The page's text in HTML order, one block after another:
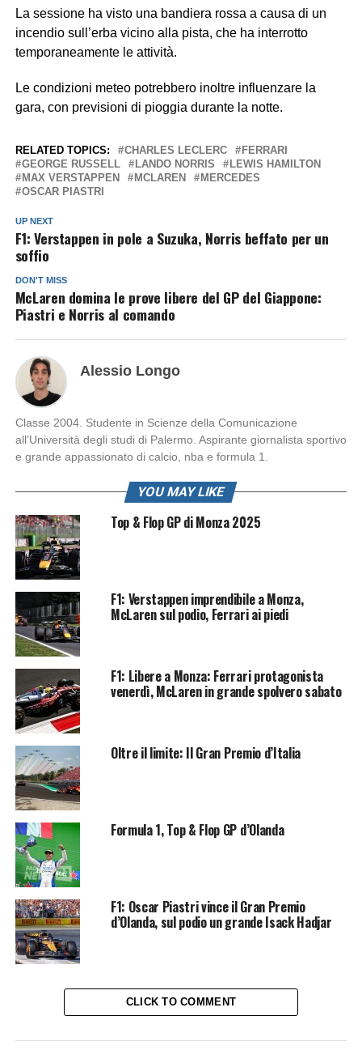
La sessione ha visto una bandiera rossa a causa di un
incendio sull’erba vicino alla pista, che ha interrotto
temporaneamente le attività.
Le condizioni meteo potrebbero inoltre influenzare la
gara, con previsioni di pioggia durante la notte.
RELATED TOPICS: CHARLES LECLERC
FERRARI
GEORGE RUSSELL
LANDO NORRIS
LEWIS HAMILTON
MAX VERSTAPPEN
MCLAREN
MERCEDES
OSCAR PIASTRI
UP NEXT
F1: Verstappen in pole a Suzuka, Norris beffato per un
soffio
DON'T MISS
McLaren domina le prove libere del GP del Giappone:
Piastri e Norris al comando
Alessio Longo
Classe 2004. Studente in Scienze della Comunicazione
all’Università degli studi di Palermo. Aspirante giornalista sportivo
e grande appassionato di calcio, nba e formula 1.
YOU MAY LIKE
Top & Flop GP di Monza 2025
F1: Verstappen imprendibile a Monza,
McLaren sul podio, Ferrari ai piedi
F1: Libere a Monza: Ferrari protagonista
venerdì, McLaren in grande spolvero sabato
Oltre il limite: Il Gran Premio d’Italia
Formula 1, Top & Flop GP d’Olanda
F1: Oscar Piastri vince il Gran Premio
d’Olanda, sul podio un grande Isack Hadjar
CLICK TO COMMENT